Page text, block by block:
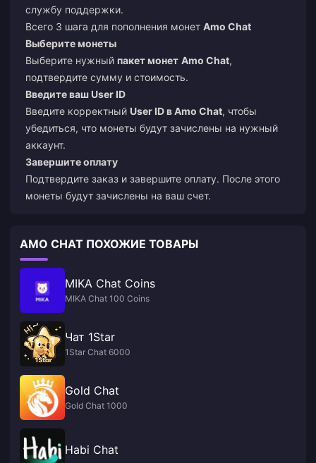
службу поддержки.
Всего 3 шага для пополнения монет Amo Chat
Выберите монеты
Выберите нужный пакет монет Amo Chat,
подтвердите сумму и стоимость.
Введите ваш User ID
Введите корректный User ID в Amo Chat, чтобы
убедиться, что монеты будут зачислены на нужный
аккаунт.
Завершите оплату
Подтвердите заказ и завершите оплату. После этого
монеты будут зачислены на ваш счет.
AMO CHAT ПОХОЖИЕ ТОВАРЫ
MIKA Chat Coins
MIKA Chat 100 Coins
Чат 1Star
1Star Chat 6000
Gold Chat
Gold Chat 1000
Habi Chat